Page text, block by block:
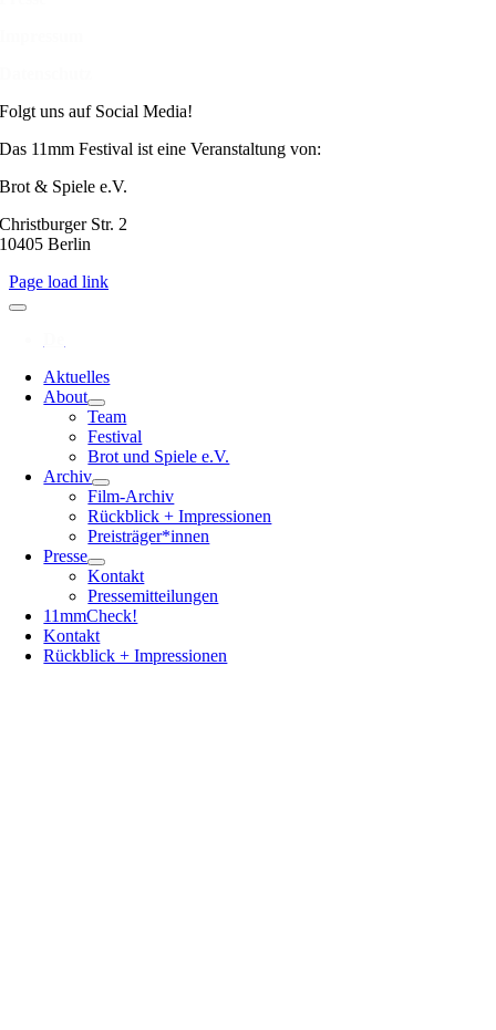
Folgt uns auf Social Media!
Das 11mm Festival ist eine Veranstaltung von:
Brot & Spiele e.V.
Christburger Str. 2
10405 Berlin
Page load link
Aktuelles
About
Team
Festival
Brot und Spiele e.V.
Archiv
Film-Archiv
Rückblick + Impressionen
Preisträger*innen
Presse
Kontakt
Pressemitteilungen
11mmCheck!
Kontakt
Rückblick + Impressionen